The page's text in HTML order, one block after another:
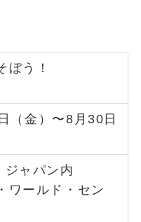
ぼう！
（金）〜8月30日
ャパン内
ワールド・セン